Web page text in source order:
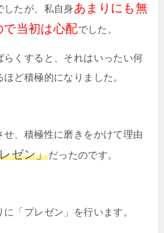
したが、私自身あまりにも無
で当初は心配でした。
らくすると、それはいったい何
ど積極的になりました。
せ、積極性に磨きをかけて理由
ゼン」だったのです。
「プレゼン」を行います。